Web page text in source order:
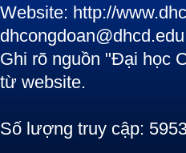
Website: http://
Ghi rõ nguồn "Đại học
từ website.
Số lượng truy cập: